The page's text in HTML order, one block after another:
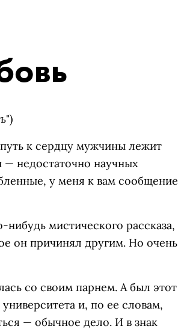
к сердцу мужчины лежит
недостаточно научных
у меня к вам сообщение
мистического рассказа,
он причинял другим. Но очень
со своим парнем. А был этот
и, по ее словам,
— обычное дело. И в знак